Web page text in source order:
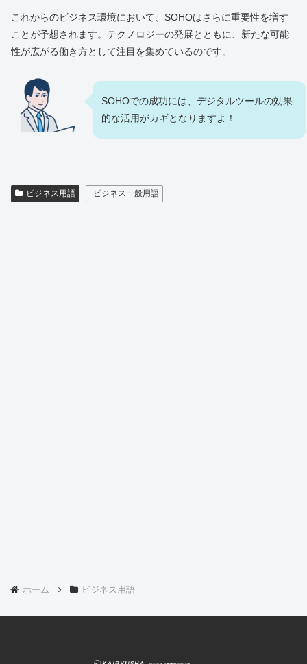
これからのビジネス環境において、SOHOはさらに重要性を増す
ことが予想されます。テクノロジーの発展とともに、新たな可能
性が広がる働き方として注目を集めているのです。
SOHOでの成功には、デジタルツールの効果
的な活用がカギとなりますよ！
ビジネス用語 ビジネス一般用語
ホーム ビジネス用語